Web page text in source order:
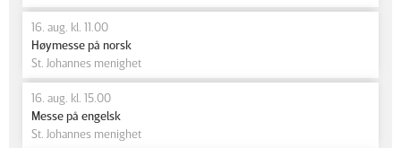
16. aug. kl. 11.00
Høymesse på norsk
St. Johannes menighet
16. aug. kl. 15.00
Messe på engelsk
St. Johannes menighet